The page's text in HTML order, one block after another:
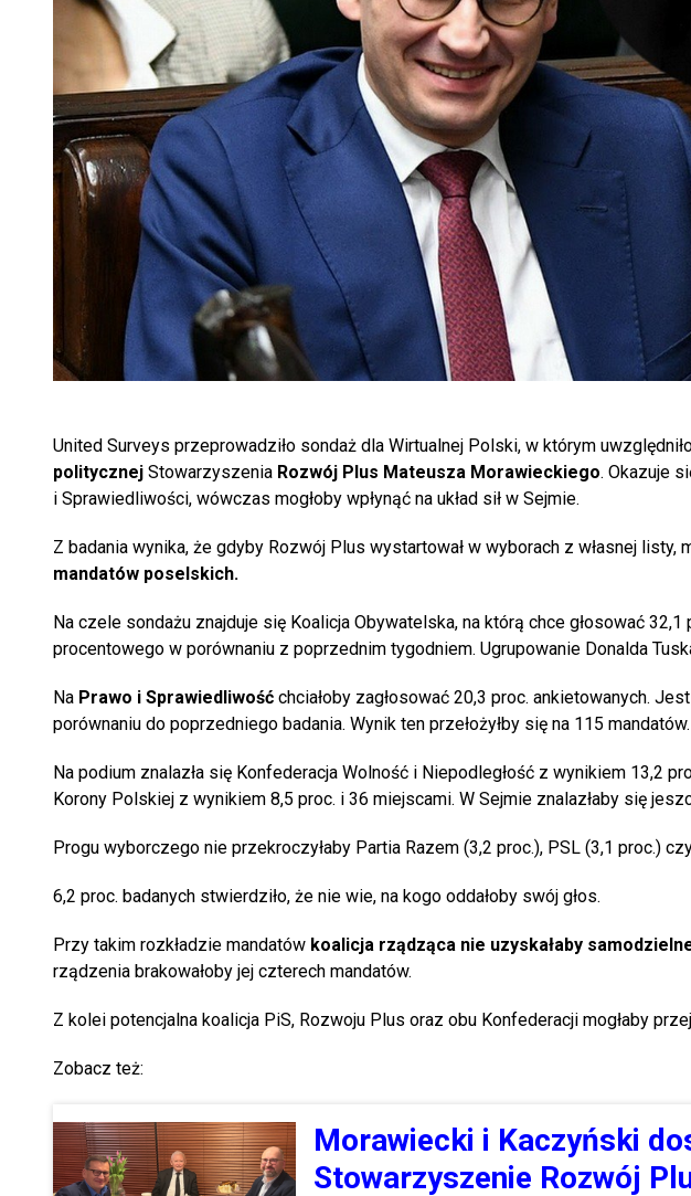
United Surveys przeprowadziło sondaż dla Wirtualnej Polski, w którym
politycznej Stowarzyszenia Rozwój Plus Mateusza Morawieckiego. Okazuje
i Sprawiedliwości, wówczas mogłoby wpłynąć na układ sił w Sejmie.
Z badania wynika, że gdyby Rozwój Plus wystartował w wyborach z własnej listy,
mandatów poselskich.
Na czele sondażu znajduje się Koalicja Obywatelska, na którą chce głosować
procentowego w porównaniu z poprzednim tygodniem. Ugrupowanie Donalda
Na Prawo i Sprawiedliwość chciałoby zagłosować 20,3 proc. ankietowanych.
porównaniu do poprzedniego badania. Wynik ten przełożyłby się na 115 mandatów.
Na podium znalazła się Konfederacja Wolność i Niepodległość z wynikiem 13,2
Korony Polskiej z wynikiem 8,5 proc. i 36 miejscami. W Sejmie znalazłaby się
Progu wyborczego nie przekroczyłaby Partia Razem (3,2 proc.), PSL (3,1 proc.)
6,2 proc. badanych stwierdziło, że nie wie, na kogo oddałoby swój głos.
Przy takim rozkładzie mandatów koalicja rządząca nie uzyskałaby
rządzenia brakowałoby jej czterech mandatów.
Z kolei potencjalna koalicja PiS, Rozwoju Plus oraz obu Konfederacji mogłaby
Zobacz też:
Morawiecki i Kaczyński
Stowarzyszenie Rozwój